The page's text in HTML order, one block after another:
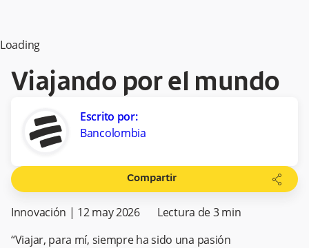
Loading
Viajando por el mundo
Escrito por:
Bancolombia
Compartir share
Innovación | 12 may 2026 Lectura de3min
“Viajar, para mí, siempre ha sido una pasión